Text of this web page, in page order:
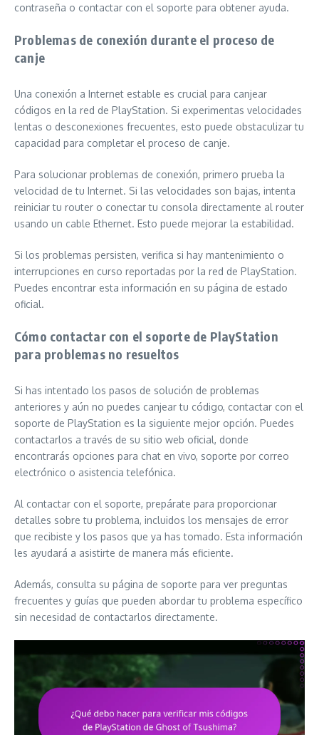
contraseña o contactar con el soporte para obtener ayuda.
Problemas de conexión durante el proceso de
canje
Una conexión a Internet estable es crucial para canjear
códigos en la red de PlayStation. Si experimentas velocidades
lentas o desconexiones frecuentes, esto puede obstaculizar tu
capacidad para completar el proceso de canje.
Para solucionar problemas de conexión, primero prueba la
velocidad de tu Internet. Si las velocidades son bajas, intenta
reiniciar tu router o conectar tu consola directamente al router
usando un cable Ethernet. Esto puede mejorar la estabilidad.
Si los problemas persisten, verifica si hay mantenimiento o
interrupciones en curso reportadas por la red de PlayStation.
Puedes encontrar esta información en su página de estado
oficial.
Cómo contactar con el soporte de PlayStation
para problemas no resueltos
Si has intentado los pasos de solución de problemas
anteriores y aún no puedes canjear tu código, contactar con el
soporte de PlayStation es la siguiente mejor opción. Puedes
contactarlos a través de su sitio web oficial, donde
encontrarás opciones para chat en vivo, soporte por correo
electrónico o asistencia telefónica.
Al contactar con el soporte, prepárate para proporcionar
detalles sobre tu problema, incluidos los mensajes de error
que recibiste y los pasos que ya has tomado. Esta información
les ayudará a asistirte de manera más eficiente.
Además, consulta su página de soporte para ver preguntas
frecuentes y guías que pueden abordar tu problema específico
sin necesidad de contactarlos directamente.